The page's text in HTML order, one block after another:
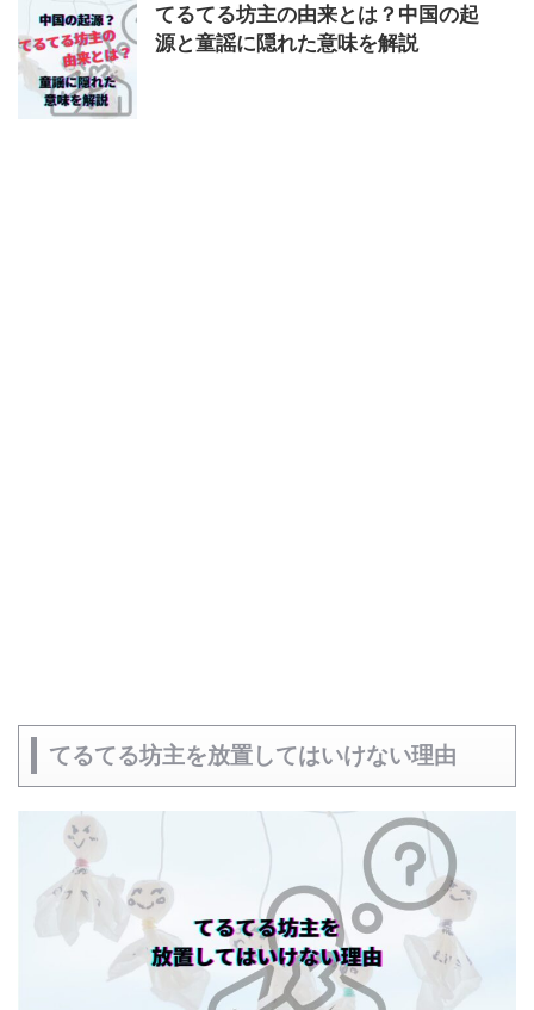
てるてる坊主の由来とは？中国の起
源と童謡に隠れた意味を解説
てるてる坊主を放置してはいけない理由